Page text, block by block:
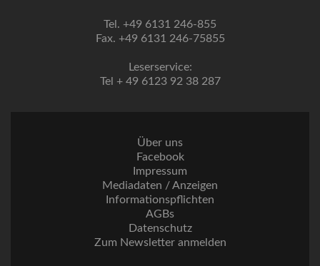
Tel. +49 6131 246-855
Fax. +49 6131 246-75855
Leserservice:
Tel + 49 6123 92 38 287
Über uns
Facebook
Impressum
Mediadaten / Anzeigen
Informationspflichten
AGBs
Datenschutz
Zum Newsletter anmelden